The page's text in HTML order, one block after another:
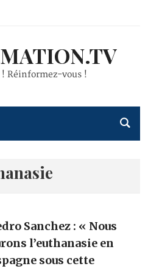
Réinformez-vous !
Sanchez : « Nous
l’euthanasie en
sous cette